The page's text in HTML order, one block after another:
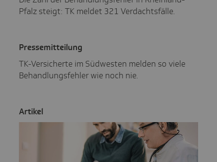
Pfalz steigt: TK meldet 321 Verdachtsfälle.
Pres­se­mit­tei­lung
TK-Versicherte im Südwesten melden so viele
Behandlungsfehler wie noch nie.
Artikel